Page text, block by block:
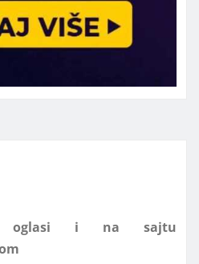
oglasi i na sajtu